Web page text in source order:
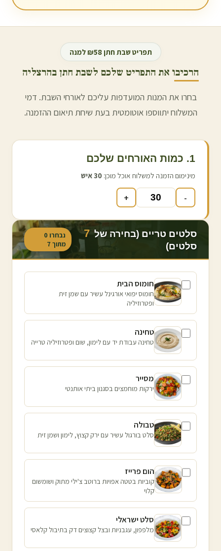
תפריט שבת חתן ₪58 למנה
הרכיבו את התפריט שלכם לשבת חתן בהרצליה
בחרו את המנות המועדפות עליכם לאורחי השבת. דמי
המשלוח יתווספו אוטומטית בעת שיחת תיאום ההזמנה.
1. כמות האורחים שלכם
מינימום הזמנה למשלוח אוכל מוכן: 30איש
-
+
סלטים טריים (בחירה של 7
סלטים)
נבחרו 0
מתוך 7
חומוס הבית
חומוס יפואי אורגינל עשיר עם שמן זית
ופטרוזיליה
טחינה
טחינה עבודת יד עם לימון, שום ופטרוזיליה טרייה
מסייר
ירקות מוחמצים בסגנון ביתי אותנטי
טבולה
סלט בורגול עשיר עם ירק קצוץ, לימון ושמן זית
הום פרייז
קוביות בטטה אפויות ברוטב צ'ילי מתוק ושומשום
קלוי
סלט ישראלי
מלפפון, עגבניות ובצל קצוצים דק בתיבול קלאסי